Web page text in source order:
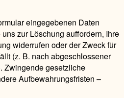
eingegebenen Daten
zur Löschung auffordern, Ihre
widerrufen oder der Zweck für
(z. B. nach abgeschlossener
Zwingende gesetzliche
Aufbewahrungsfristen –